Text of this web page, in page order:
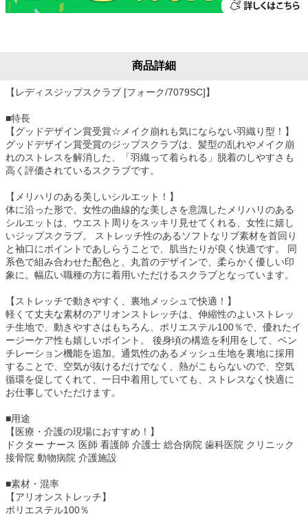
商品詳細
【レディスジップスクラブ [フォーク/7079SC]】
■特長
【グッドデザイン賞受賞☆メイク崩れも気にならない羽織り型！】
グッドデザイン賞受賞のジップスクラブは、髪型の乱れやメイク崩
れのストレスを解消した、「羽織って着られる」脱着のしやすさも
高く評価されているスクラブです。
【メリハリのある美しいシルエット！】
体に沿った形で、女性の曲線的な美しさを意識したメリハリのある
シルエットは、ウエスト周りをスッキリ見せてくれる、女性に嬉し
いジップスクラブ。 ストレッチ性のあるソフトなリブ素材を首回り
と袖口にポイントであしらうことで、肌当たりが良く快適です。 同
系色で組み合わせた配色と、丸首のデザインで、柔らかく優しい印
象に。幅広い職種の方に着用いただけるスクラブとなっています。
【ストレッチで動きやすく、裏地メッシュで快適！】
軽くて丈夫な素材のアリオンストレッチは、伸縮性のよいストレッ
チ生地で、動きやすさはもちろん、ポリエステル100％で、優れたイ
ージーケア性も嬉しいポイント。 後身頃の構造を利用をして、ベン
チレーション機能を追加。通気性のあるメッシュ生地を裏地に採用
することで、空気が抜けるだけでなく、熱がこもらないので、空気
循環を促してくれて、一日中着用していても、ストレスなく快適に
お仕事していただけます。
■用途
【医療・介護の現場におすすめ！】
ドクター ナース 医師 看護師 介護士 総合病院 歯科医院 クリニック
接骨院 動物病院 介護施設
■素材・混率
【アリオンストレッチ】
ポリエステル100％